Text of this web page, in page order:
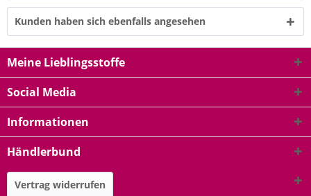
Kunden haben sich ebenfalls angesehen
Meine Lieblingsstoffe
Social Media
Informationen
Händlerbund
Vertrag widerrufen